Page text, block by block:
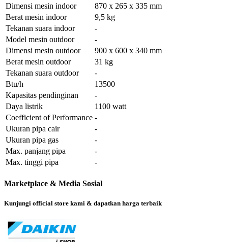
Dimensi mesin indoor
870 x 265 x 335 mm
Berat mesin indoor
9,5 kg
Tekanan suara indoor
-
Model mesin outdoor
-
Dimensi mesin outdoor
900 x 600 x 340 mm
Berat mesin outdoor
31 kg
Tekanan suara outdoor
-
Btu/h
13500
Kapasitas pendinginan
-
Daya listrik
1100 watt
Coefficient of Performance -
Ukuran pipa cair
-
Ukuran pipa gas
-
Max. panjang pipa
-
Max. tinggi pipa
-
Marketplace & Media Sosial
Kunjungi official store kami & dapatkan harga terbaik